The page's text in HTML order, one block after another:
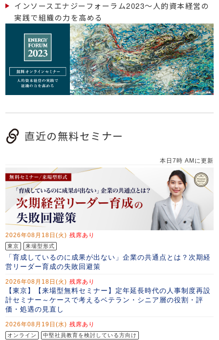
インソースエナジーフォーラム2023～人的資本経営の
実践で組織の力を高める
直近の無料セミナー